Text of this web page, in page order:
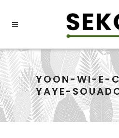
YOON-WI-E-
YAYE-